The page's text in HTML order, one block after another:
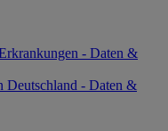
- Daten &
Deutschland - Daten &